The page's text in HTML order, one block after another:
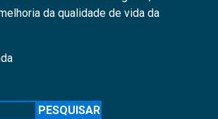
da qualidade de vida da
PESQUISAR